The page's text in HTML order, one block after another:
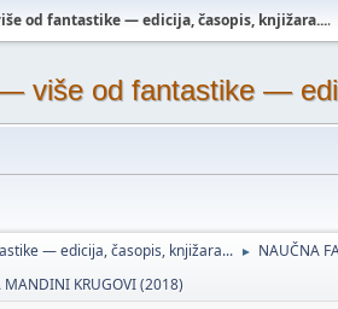
od fantastike — edicija, časopis, knjižara....
više od fantastike —
— edicija, časopis, knjižara... ► NAUČNA
KRUGOVI (2018)